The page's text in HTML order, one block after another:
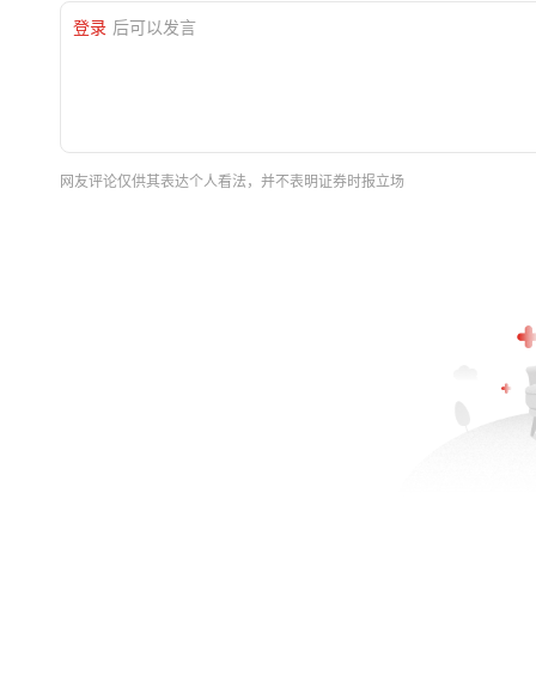
登录 后可以发言
网友评论仅供其表达个人看法，并不表明证券时报立场